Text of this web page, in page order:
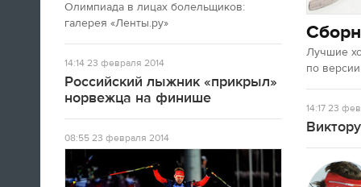
Олимпийских игр. Все очень красиво.
09:05
Доброе утро, дорогие читатели!
«Лента.ру» продолжает вести
медали разыграны. Но все это не
означает, что в Сочи сегодня ничего
происходить не будет.
Олимпиада в лицах болельщиков:
галерея «Ленты.ру»
14:1423 февраля 2014
Российский лыжник «прикрыл»
норвежца на финише
08:5523 февраля 2014
Лучшие
по
14:1723